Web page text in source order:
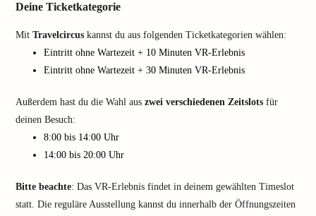
Deine Ticketkategorie
Mit Travelcircus kannst du aus folgenden Ticketkategorien wählen:
Eintritt ohne Wartezeit + 10 Minuten VR-Erlebnis
Eintritt ohne Wartezeit + 30 Minuten VR-Erlebnis
Außerdem hast du die Wahl aus zwei verschiedenen Zeitslots für
deinen Besuch:
8:00 bis 14:00 Uhr
14:00 bis 20:00 Uhr
Bitte beachte: Das VR-Erlebnis findet in deinem gewählten Timeslot
statt. Die reguläre Ausstellung kannst du innerhalb der Öffnungszeiten